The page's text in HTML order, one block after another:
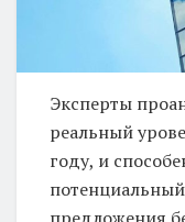
Эксперты
реальный
году, и